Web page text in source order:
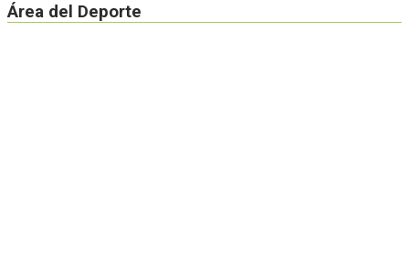
Área del Deporte